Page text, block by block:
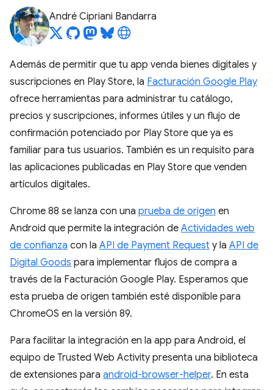
André Cipriani Bandarra
Además de permitir que tu app venda bienes digitales y
suscripciones en Play Store, la Facturación Google Play
ofrece herramientas para administrar tu catálogo,
precios y suscripciones, informes útiles y un flujo de
confirmación potenciado por Play Store que ya es
familiar para tus usuarios. También es un requisito para
las aplicaciones publicadas en Play Store que venden
artículos digitales.
Chrome 88 se lanza con una prueba de origen en
Android que permite la integración de Actividades web
de confianza con la API de Payment Request y la API de
Digital Goods para implementar flujos de compra a
través de la Facturación Google Play. Esperamos que
esta prueba de origen también esté disponible para
ChromeOS en la versión 89.
Para facilitar la integración en la app para Android, el
equipo de Trusted Web Activity presenta una biblioteca
de extensiones para android-browser-helper. En esta